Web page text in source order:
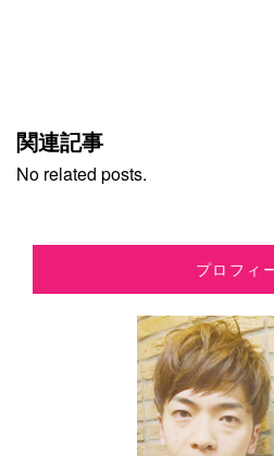
関連記事
No related posts.
プロフィ